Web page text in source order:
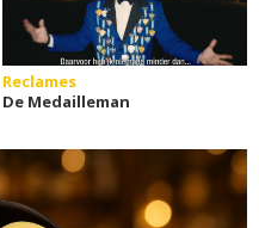
Reclames
De Medailleman